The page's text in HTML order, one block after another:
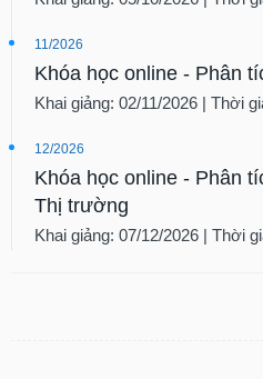
11/2026
Khóa học online - Phân
Khai giảng: 02/11/2026 | Thời
12/2026
Khóa học online - Phân
Thị trường
Khai giảng: 07/12/2026 | Thời